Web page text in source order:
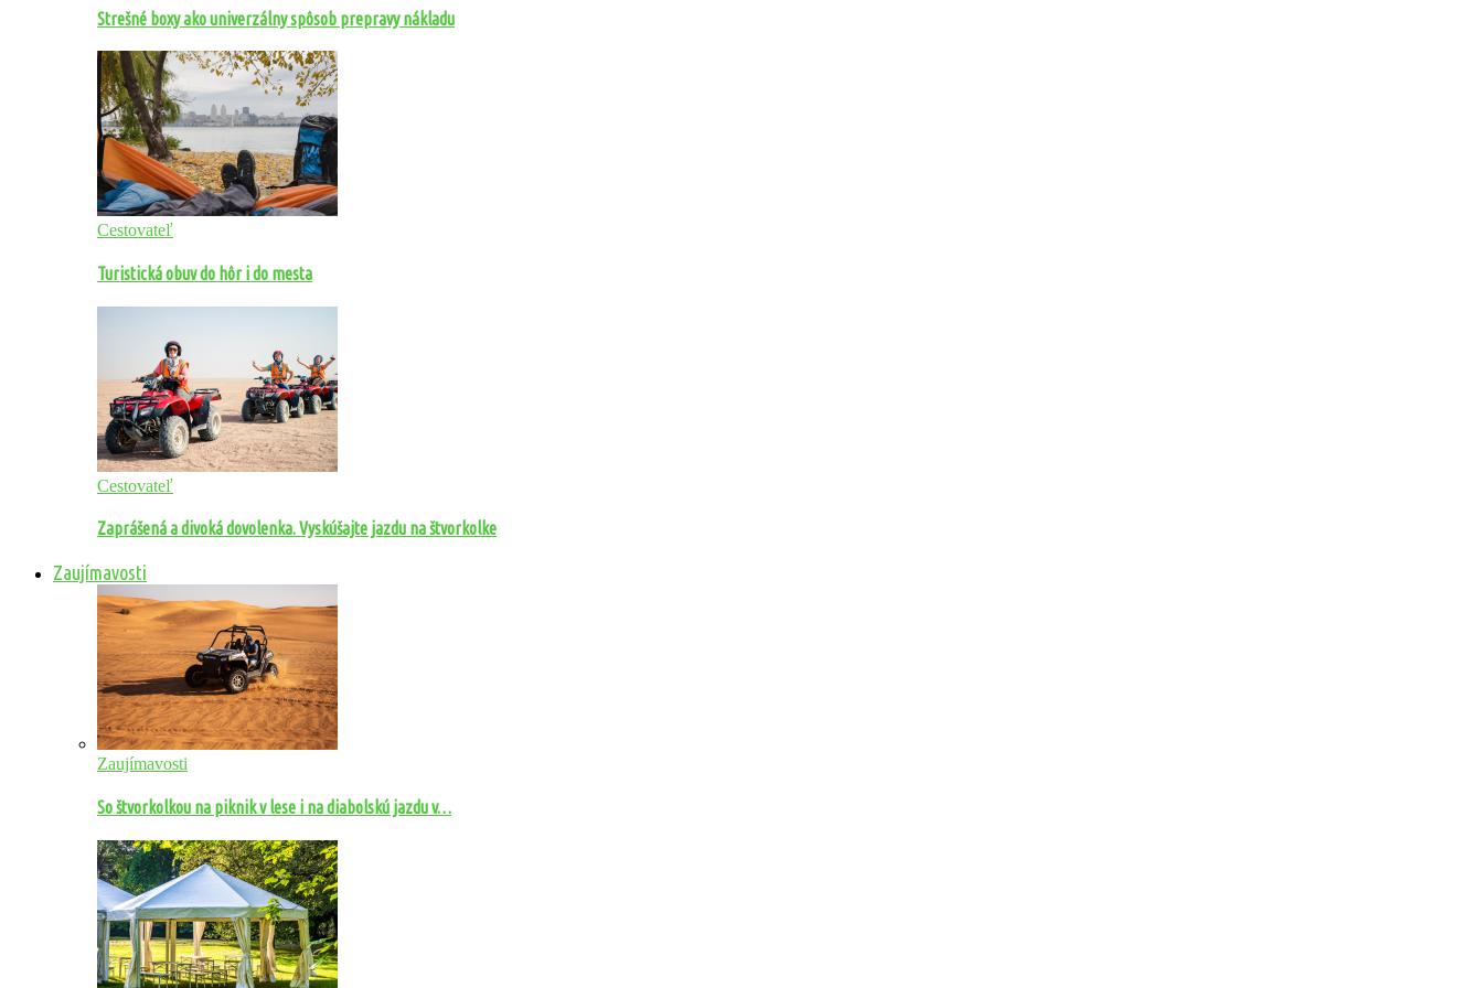
Strešné boxy ako univerzálny spôsob prepravy nákladu
Cestovateľ
Turistická obuv do hôr i do mesta
Cestovateľ
Zaprášená a divoká dovolenka. Vyskúšajte jazdu na štvorkolke
Zaujímavosti
Zaujímavosti
So štvorkolkou na piknik v lese i na diabolskú jazdu v…